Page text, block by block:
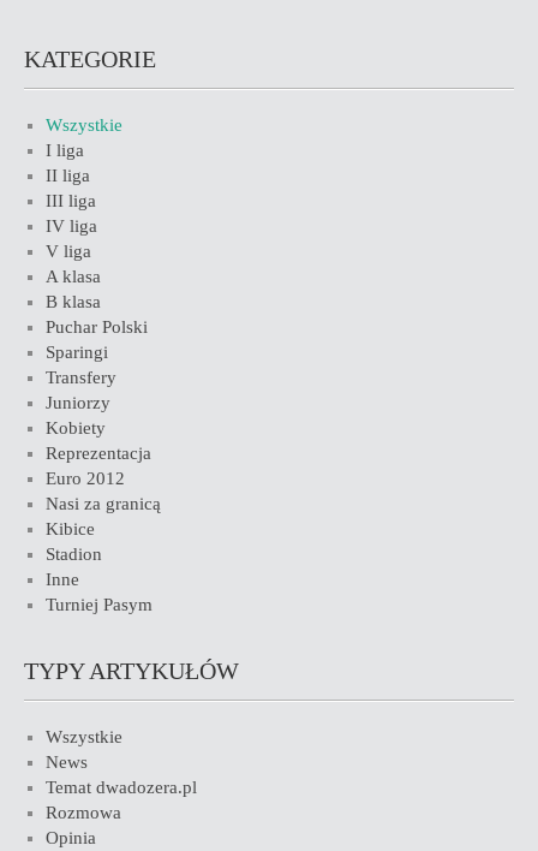
KATEGORIE
Wszystkie
I liga
II liga
III liga
IV liga
V liga
A klasa
B klasa
Puchar Polski
Sparingi
Transfery
Juniorzy
Kobiety
Reprezentacja
Euro 2012
Nasi za granicą
Kibice
Stadion
Inne
Turniej Pasym
TYPY ARTYKUŁÓW
Wszystkie
News
Temat dwadozera.pl
Rozmowa
Opinia